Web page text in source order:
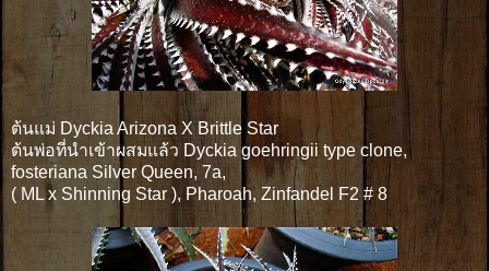
ต้นแม่ Dyckia Arizona X Brittle Star
ต้นพ่อที่นำเข้าผสมแล้ว Dyckia goehringii type clone,
fosteriana Silver Queen, 7a,
( ML x Shinning Star ), Pharoah, Zinfandel F2 # 8